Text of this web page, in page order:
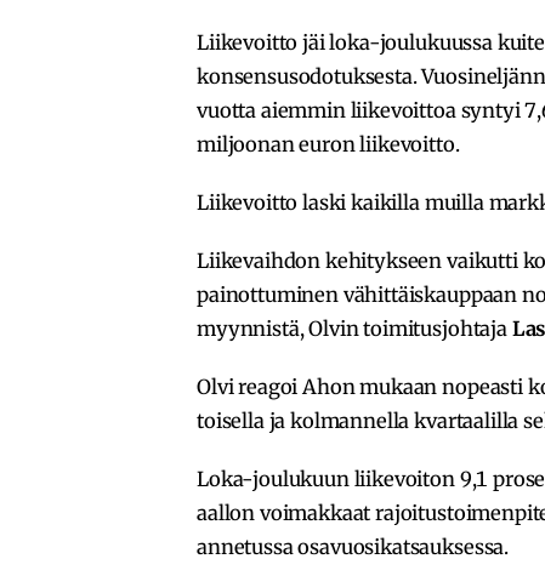
Liikevoitto jäi loka-joulukuussa
konsensusodotuksesta.
vuotta aiemmin liikevoittoa syntyi
miljoonan euron liikevoitto.
Liikevoitto laski kaikilla muilla
Liikevaihdon kehitykseen vaikutti
painottuminen vähittäiskauppaan
myynnistä, Olvin toimitusjohtaja
Olvi reagoi Ahon mukaan nopeasti
toisella ja kolmannella kvartaalilla
Loka-joulukuun liikevoiton 9,1
aallon voimakkaat
annetussa osavuosikatsauksessa.